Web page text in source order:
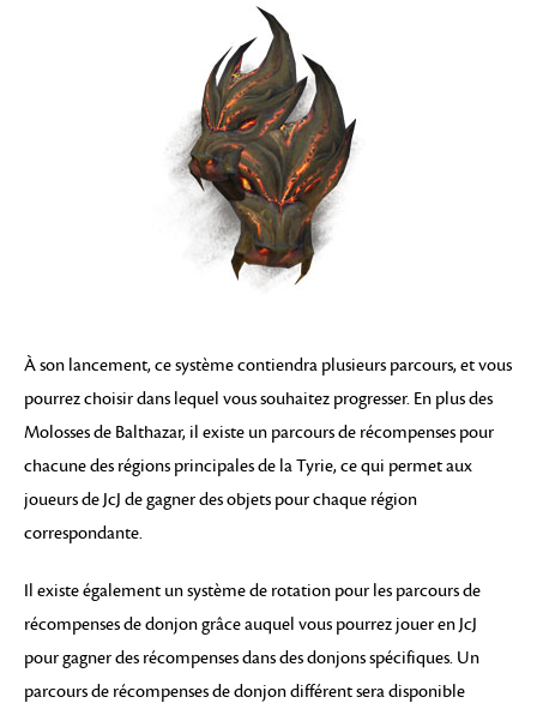
À son lancement, ce système contiendra plusieurs parcours, et vous
pourrez choisir dans lequel vous souhaitez progresser. En plus des
Molosses de Balthazar, il existe un parcours de récompenses pour
chacune des régions principales de la Tyrie, ce qui permet aux
joueurs de JcJ de gagner des objets pour chaque région
correspondante.
Il existe également un système de rotation pour les parcours de
récompenses de donjon grâce auquel vous pourrez jouer en JcJ
pour gagner des récompenses dans des donjons spécifiques. Un
parcours de récompenses de donjon différent sera disponible